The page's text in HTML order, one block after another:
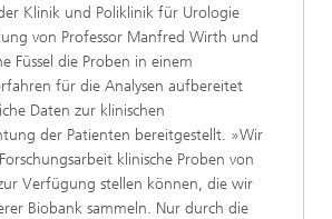
Klinik und Poliklinik für Urologie
von Professor Manfred Wirth und
Füssel die Proben in einem
für die Analysen aufbereitet
Daten zur klinischen
der Patienten bereitgestellt. »Wir
klinische Proben von
Verfügung stellen können, die wir
Biobank sammeln. Nur durch die